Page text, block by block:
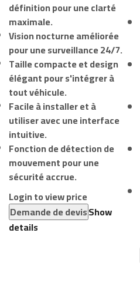
définition pour une clarté
maximale.
Vision nocturne améliorée
pour une surveillance 24/7.
Taille compacte et design
élégant pour s'intégrer à
tout véhicule.
Facile à installer et à
utiliser avec une interface
intuitive.
Fonction de détection de
mouvement pour une
sécurité accrue.
Login to view price
Demande de devisShow
details